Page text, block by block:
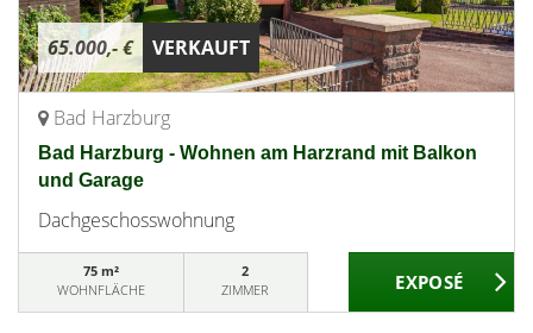
65.000,- € VERKAUFT
Bad Harzburg
Bad Harzburg - Wohnen am Harzrand mit Balkon
und Garage
Dachgeschosswohnung
75 m²
WOHNFLÄCHE
2
ZIMMER